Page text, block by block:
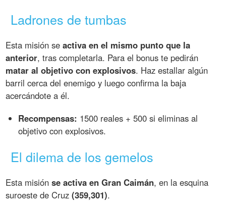
Ladrones de tumbas
Esta misión seactiva en el mismo punto que la
anterior, tras completarla. Para el bonus te pedirán
matar al objetivo con explosivos. Haz estallar algún
barril cerca del enemigo y luego confirma la baja
acercándote a él.
Recompensas: 1500 reales + 500 si eliminas al
objetivo con explosivos.
El dilema de los gemelos
Esta misiónse activa en Gran Caimán, en la esquina
suroeste de Cruz(359,301).